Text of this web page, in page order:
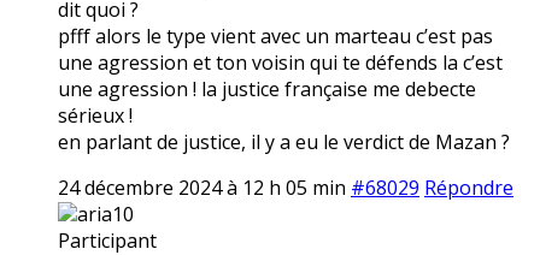
dit quoi ?
pfff alors le type vient avec un marteau c’est pas
une agression et ton voisin qui te défends la c’est
une agression ! la justice française me debecte
sérieux !
en parlant de justice, il y a eu le verdict de Mazan ?
24 décembre 2024 à 12 h 05 min #68029 Répondre
aria10
Participant